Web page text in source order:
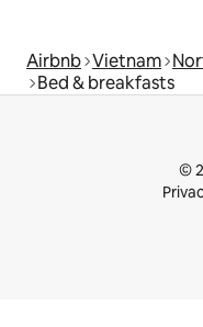
Airbnb Vietnam
Bed & breakfasts
©